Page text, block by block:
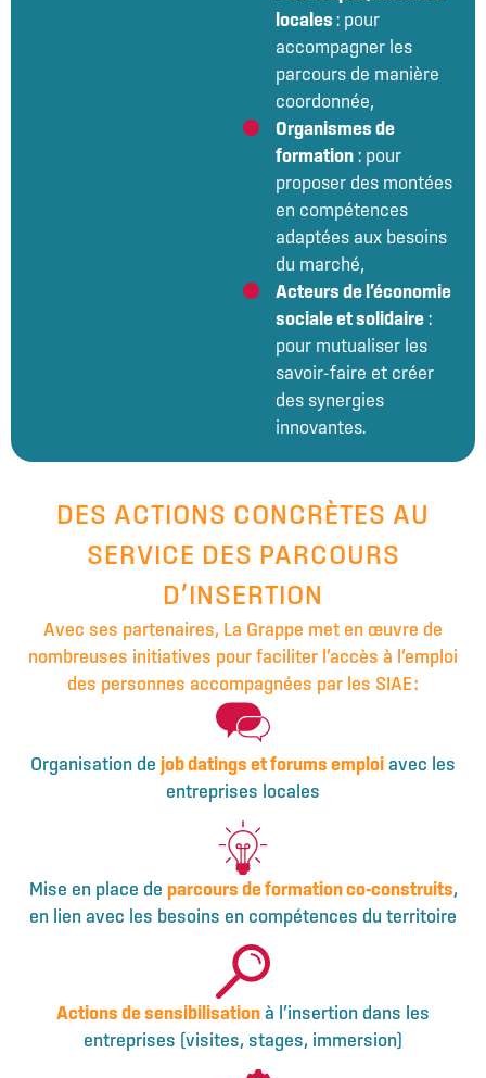
locales : pour
accompagner les
parcours de manière
coordonnée,
Organismes de
formation : pour
proposer des montées
en compétences
adaptées aux besoins
du marché,
Acteurs de l’économie
sociale et solidaire :
pour mutualiser les
savoir-faire et créer
des synergies
innovantes.
DES ACTIONS CONCRÈTES AU
SERVICE DES PARCOURS
D’INSERTION
Avec ses partenaires, La Grappe met en œuvre de
nombreuses initiatives pour faciliter l’accès à l’emploi
des personnes accompagnées par les SIAE :
Organisation de job datings et forums emploi avec les
entreprises locales
Mise en place de parcours de formation co-construits,
en lien avec les besoins en compétences du territoire
Actions de sensibilisation à l’insertion dans les
entreprises (visites, stages, immersion)